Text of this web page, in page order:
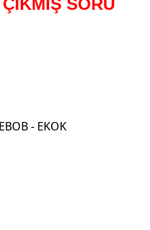
ÇIKMIŞ SORU
- EKOK